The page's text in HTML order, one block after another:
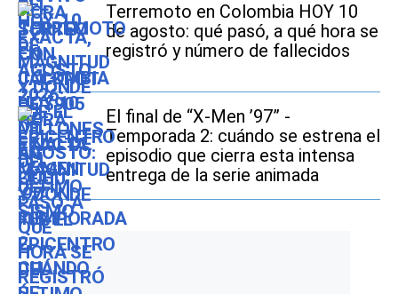
Terremoto en Colombia HOY 10
de agosto: qué pasó, a qué hora se
registró y número de fallecidos
El final de “X-Men ’97” -
Temporada 2: cuándo se estrena el
episodio que cierra esta intensa
entrega de la serie animada